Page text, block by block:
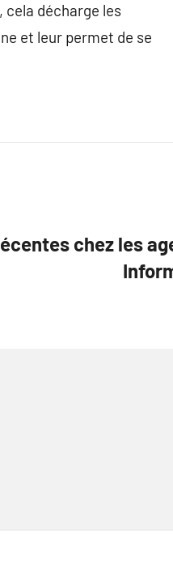
décharge les
et leur permet de se
chez les